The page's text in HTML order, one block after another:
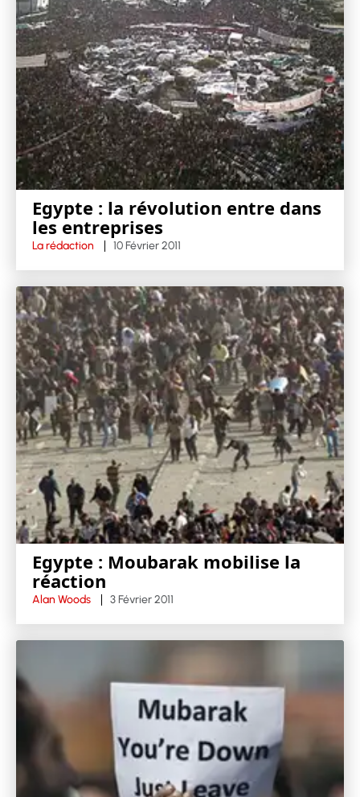
Egypte : la révolution entre dans
les entreprises
La rédaction 10 Février 2011
Egypte : Moubarak mobilise la
réaction
Alan Woods 3 Février 2011